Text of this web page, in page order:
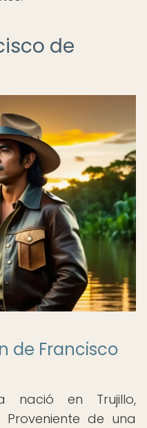
de
de Francisco
nació en Trujillo,
Proveniente de una